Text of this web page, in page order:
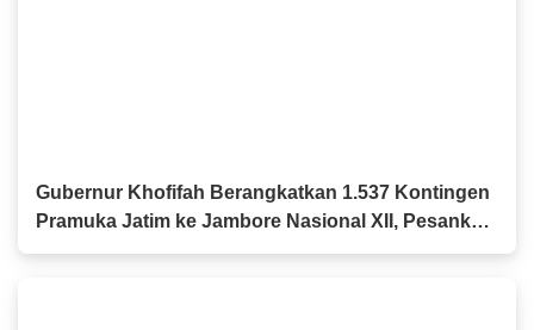
Gubernur Khofifah Berangkatkan 1.537 Kontingen
Pramuka Jatim ke Jambore Nasional XII, Pesankan
Semangat Persaudaraan